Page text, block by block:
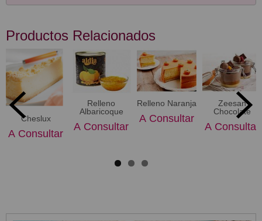
Productos Relacionados
Cheslux
A Consultar
Relleno
Albaricoque
A Consultar
Relleno Naranja
A Consultar
Zeesan
Chocolate
A Consultar